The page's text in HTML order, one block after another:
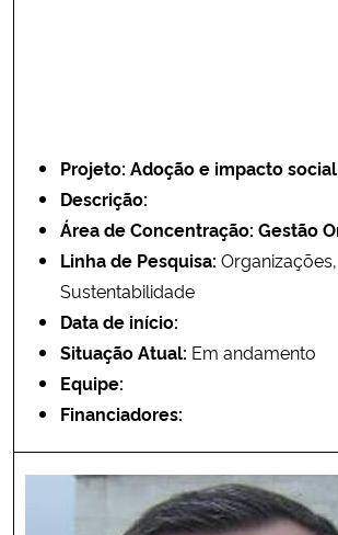
Projeto: Adoção e impacto
Descrição:
Área de Concentração: Gestão
Linha de Pesquisa:
Sustentabilidade
Data de início:
Situação Atual: Em andamento
Equipe:
Financiadores: